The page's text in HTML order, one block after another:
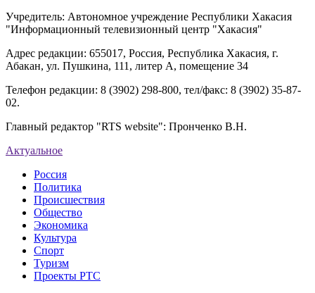
Учредитель: Автономное учреждение Республики Хакасия
"Информационный телевизионный центр "Хакасия"
Адрес редакции: 655017, Россия, Республика Хакасия, г.
Абакан, ул. Пушкина, 111, литер А, помещение 34
Телефон редакции: 8 (3902) 298-800, тел/факс: 8 (3902) 35-87-
02.
Главный редактор "RTS website": Пронченко В.Н.
Актуальное
Россия
Политика
Происшествия
Общество
Экономика
Культура
Спорт
Туризм
Проекты РТС